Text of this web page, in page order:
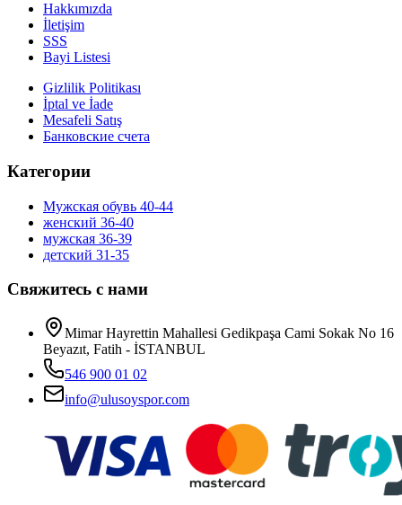
Hakkımızda
İletişim
SSS
Bayi Listesi
Gizlilik Politikası
İptal ve İade
Mesafeli Satış
Банковские счета
Категории
Мужская обувь 40-44
женский 36-40
мужская 36-39
детский 31-35
Свяжитесь с нами
Mimar Hayrettin Mahallesi Gedikpaşa Cami Sokak No 16
Beyazıt, Fatih - İSTANBUL
546 900 01 02
info@ulusoyspor.com